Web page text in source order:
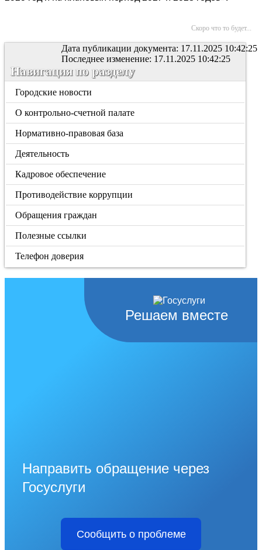
Скоро что то будет...
Дата публикации документа: 17.11.2025 10:42:25
Последнее изменение: 17.11.2025 10:42:25
Навигация по разделу
Городские новости
О контрольно-счетной палате
Нормативно-правовая база
Деятельность
Кадровое обеспечение
Противодействие коррупции
Обращения граждан
Полезные ссылки
Телефон доверия
Решаем вместе
Направить обращение через
Госуслуги
Сообщить о проблеме